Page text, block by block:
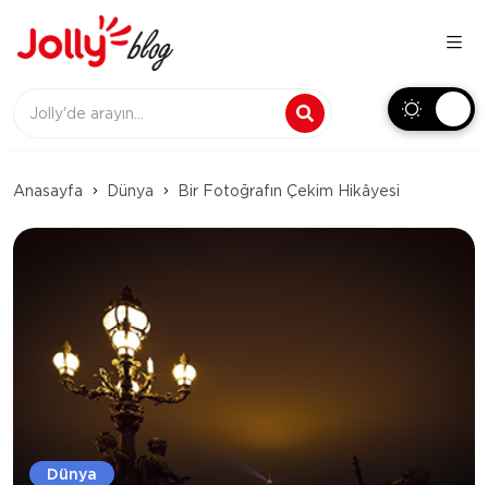
Anasayfa Dünya Bir Fotoğrafın Çekim Hikâyesi
Dünya